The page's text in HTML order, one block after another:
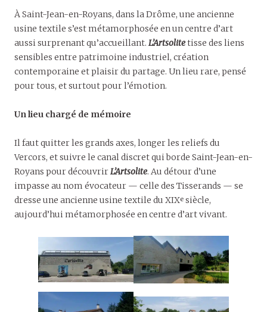
À Saint-Jean-en-Royans, dans la Drôme, une ancienne
usine textile s’est métamorphosée en un centre d’art
aussi surprenant qu’accueillant. L’Artsolitetisse des liens
sensibles entre patrimoine industriel, création
contemporaine et plaisir du partage. Un lieu rare, pensé
pour tous, et surtout pour l’émotion.
Un lieu chargé de mémoire
Il faut quitter les grands axes, longer les reliefs du
Vercors, et suivre le canal discret qui borde Saint-Jean-en-
Royans pour découvrirL’Artsolite. Au détour d’une
impasse au nom évocateur — celle des Tisserands — se
dresse une ancienne usine textile du XIXᵉ siècle,
aujourd’hui métamorphosée en centre d’art vivant.